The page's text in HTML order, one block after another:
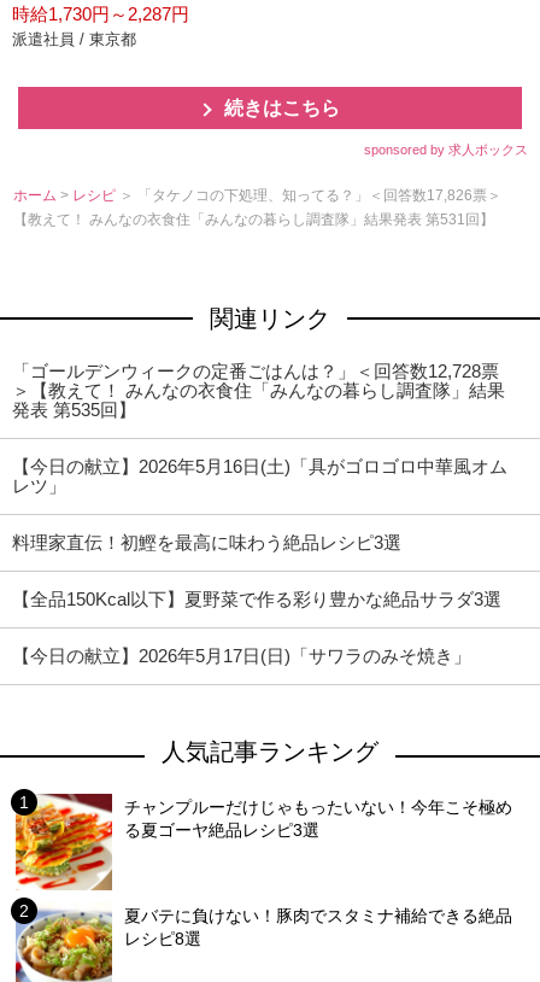
時給1,730円～2,287円
派遣社員 / 東京都
続きはこちら
sponsored by 求人ボックス
ホーム > レシピ ＞ 「タケノコの下処理、知ってる？」＜回答数17,826票＞
【教えて！ みんなの衣食住「みんなの暮らし調査隊」結果発表 第531回】
関連リンク
「ゴールデンウィークの定番ごはんは？」＜回答数12,728票
＞【教えて！ みんなの衣食住「みんなの暮らし調査隊」結果
発表 第535回】
【今日の献立】2026年5月16日(土)「具がゴロゴロ中華風オム
レツ」
料理家直伝！初鰹を最高に味わう絶品レシピ3選
【全品150Kcal以下】夏野菜で作る彩り豊かな絶品サラダ3選
【今日の献立】2026年5月17日(日)「サワラのみそ焼き」
人気記事ランキング
チャンプルーだけじゃもったいない！今年こそ極め
る夏ゴーヤ絶品レシピ3選
夏バテに負けない！豚肉でスタミナ補給できる絶品
レシピ8選